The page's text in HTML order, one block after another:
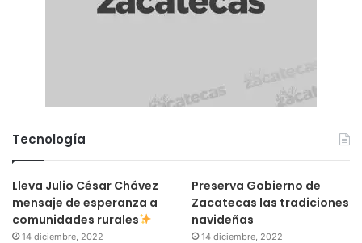
Tecnología
Lleva Julio César Chávez
mensaje de esperanza a
comunidades rurales
14 diciembre, 2022
Preserva Gobierno de
Zacatecas las tradiciones
navideñas
14 diciembre, 2022